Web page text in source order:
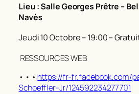
Lieu : Salle Georges Prêtre –
Navès
Jeudi 10 Octobre – 19:00 –
RESSOURCES WEB
• • • https://fr-fr.facebook.com/
Schoeffler-Jr/124592234277701